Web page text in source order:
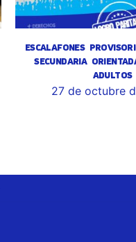
ESCALAFONES
SECUNDARIA
ADULTOS
27 de octubre